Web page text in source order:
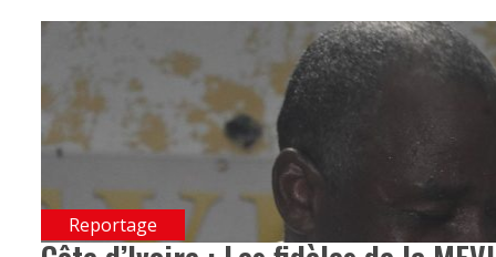
Reportage